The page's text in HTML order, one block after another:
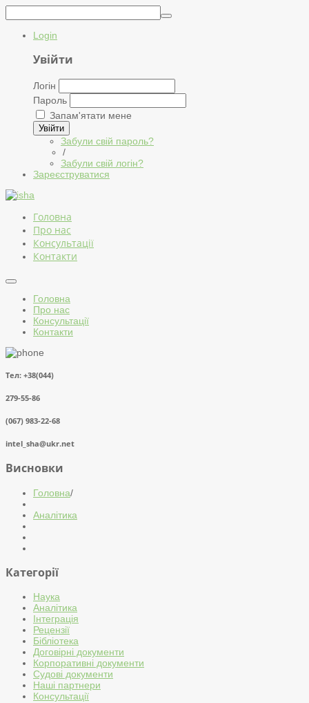
Login
Увійти
Логін
Пароль
Запам'ятати мене
Увійти
Забули свій пароль?
/
Забули свій логін?
Зареєструватися
Головна
Про нас
Консультації
Контакти
Головна
Про нас
Консультації
Контакти
Тел: +38(044)
279-55-86
(067) 983-22-68
intel_sha@ukr.net
Висновки
Головна/
Аналітика
Категорії
Наука
Аналітика
Інтеграція
Рецензії
Бібліотека
Договірні документи
Корпоративні документи
Судові документи
Наші партнери
Консультації